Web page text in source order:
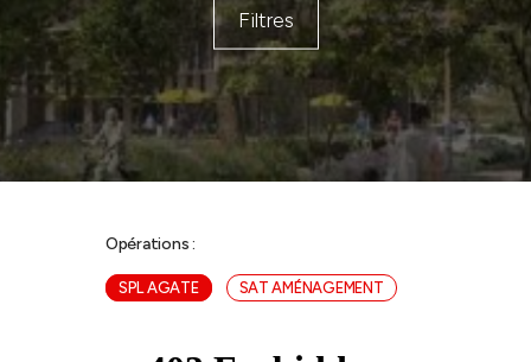
Filtres
Opérations :
SPL AGATE SAT AMÉNAGEMENT